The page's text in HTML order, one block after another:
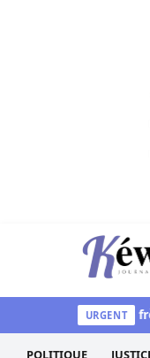
Aller au contenu
Kéwoulo,
URGENT
son frère
POLITIQUE